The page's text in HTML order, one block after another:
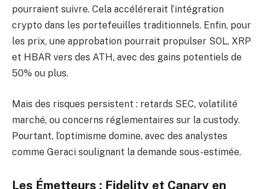
pourraient suivre. Cela accélérerait l’intégration
crypto dans les portefeuilles traditionnels. Enfin, pour
les prix, une approbation pourrait propulser SOL, XRP
et HBAR vers des ATH, avec des gains potentiels de
50% ou plus.
Mais des risques persistent : retards SEC, volatilité
marché, ou concerns réglementaires sur la custody.
Pourtant, l’optimisme domine, avec des analystes
comme Geraci soulignant la demande sous-estimée.
Les Émetteurs : Fidelity et Canary en